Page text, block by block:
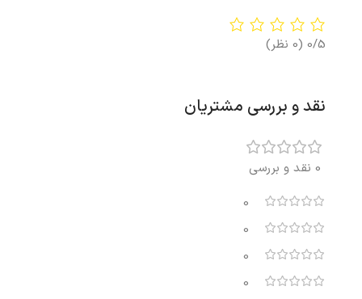
0/5 (0 نظر)
نقد و بررسی مشتریان
0 نقد و بررسی
0
0
0
0